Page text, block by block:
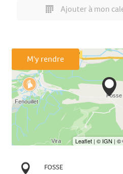
Ajouter à mon
M'y rendre
FOSSE